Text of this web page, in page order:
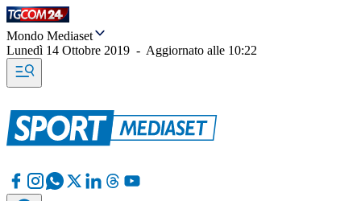
Mondo Mediaset
Lunedì 14 Ottobre 2019 - Aggiornato alle 10:22